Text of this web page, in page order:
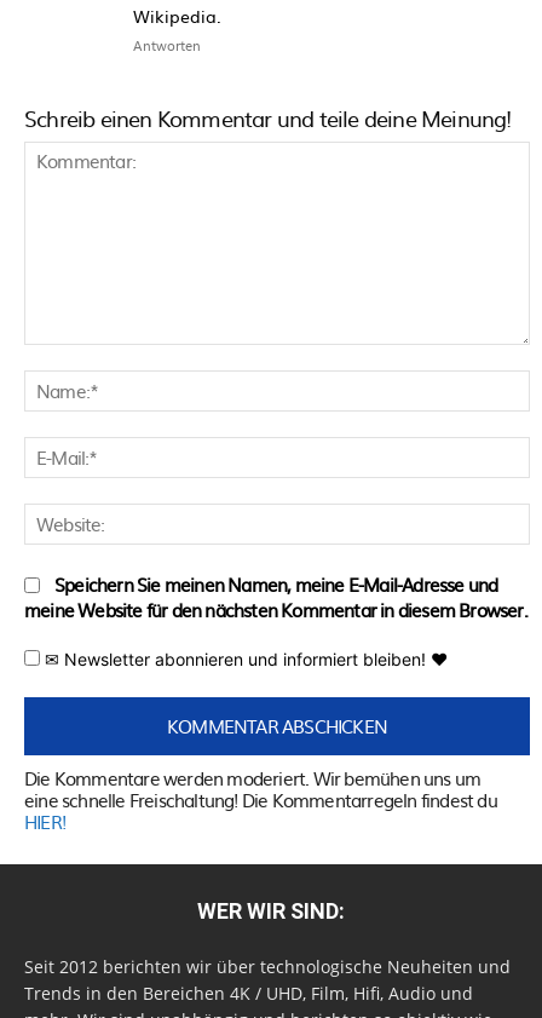
Wikipedia.
Antworten
Schreib einen Kommentar und teile deine Meinung!
Speichern Sie meinen Namen, meine E-Mail-Adresse und
meine Website für den nächsten Kommentar in diesem Browser.
✉ Newsletter abonnieren und informiert bleiben! ♥
Die Kommentare werden moderiert. Wir bemühen uns um
eine schnelle Freischaltung! Die Kommentarregeln findest du
HIER!
WER WIR SIND:
Seit 2012 berichten wir über technologische Neuheiten und
Trends in den Bereichen 4K / UHD, Film, Hifi, Audio und